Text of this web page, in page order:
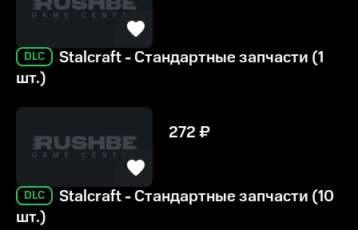
DLC
Stalcraft - Стандартные запчасти (1
шт.)
272₽
DLC
Stalcraft - Стандартные запчасти (10
шт.)